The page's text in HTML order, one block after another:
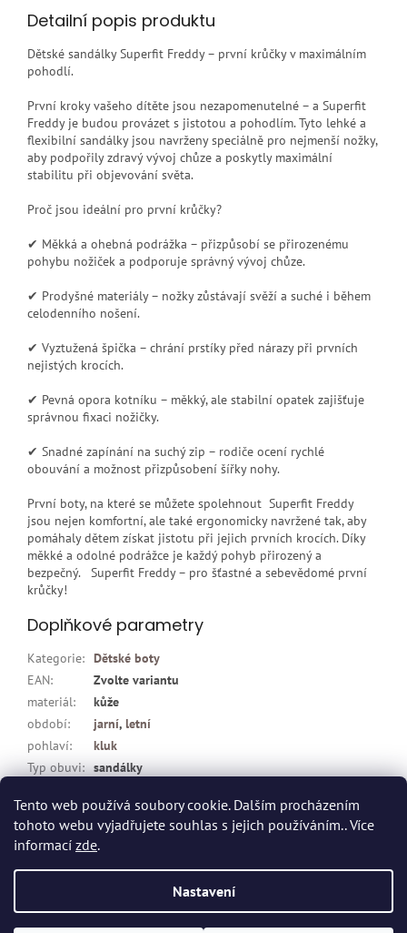
Tento web používá soubory cookie. Dalším procházením
tohoto webu vyjadřujete souhlas s jejich používáním.. Více
informací zde.
Nastavení
Detailní popis produktu
Dětské sandálky Superfit Freddy – první krůčky v maximálním
pohodlí.
První kroky vašeho dítěte jsou nezapomenutelné – a Superfit
Freddy je budou provázet s jistotou a pohodlím. Tyto lehké a
flexibilní sandálky jsou navrženy speciálně pro nejmenší nožky,
aby podpořily zdravý vývoj chůze a poskytly maximální
stabilitu při objevování světa.
Proč jsou ideální pro první krůčky?
✔ Měkká a ohebná podrážka – přizpůsobí se přirozenému
pohybu nožiček a podporuje správný vývoj chůze.
✔ Prodyšné materiály – nožky zůstávají svěží a suché i během
celodenního nošení.
✔ Vyztužená špička – chrání prstíky před nárazy při prvních
nejistých krocích.
✔ Pevná opora kotníku – měkký, ale stabilní opatek zajišťuje
správnou fixaci nožičky.
✔ Snadné zapínání na suchý zip – rodiče ocení rychlé
obouvání a možnost přizpůsobení šířky nohy.
První boty, na které se můžete spolehnout Superfit Freddy
jsou nejen komfortní, ale také ergonomicky navržené tak, aby
pomáhaly dětem získat jistotu při jejich prvních krocích. Díky
měkké a odolné podrážce je každý pohyb přirozený a
bezpečný. Superfit Freddy – pro šťastné a sebevědomé první
krůčky!
Doplňkové parametry
Kategorie: Dětské boty
EAN:
Zvolte variantu
materiál:
kůže
období: jarní, letní
pohlaví:
kluk
Typ obuvi: sandálky